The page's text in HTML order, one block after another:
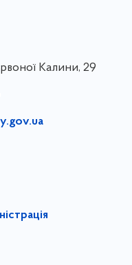
Калини, 29